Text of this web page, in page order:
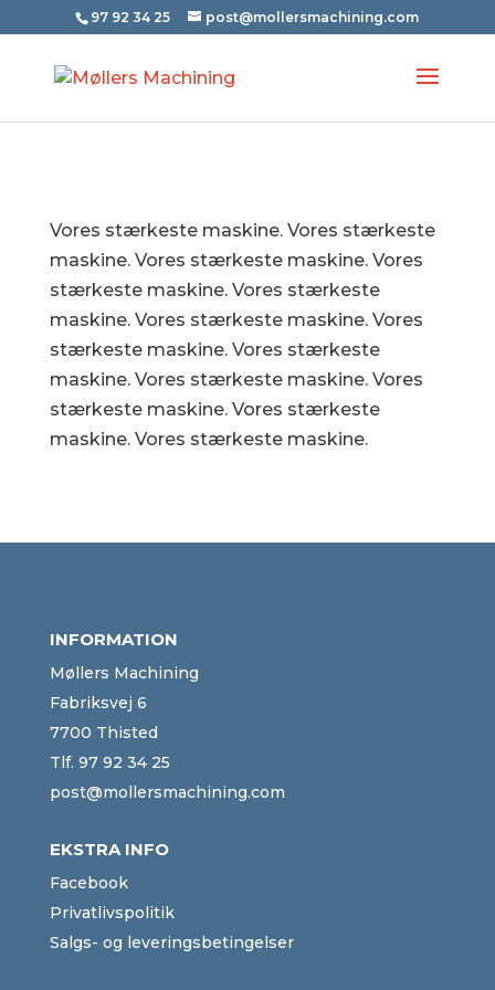
97 92 34 25 post@mollersmachining.com
Vores stærkeste maskine. Vores stærkeste
maskine. Vores stærkeste maskine. Vores
stærkeste maskine. Vores stærkeste
maskine. Vores stærkeste maskine. Vores
stærkeste maskine. Vores stærkeste
maskine. Vores stærkeste maskine. Vores
stærkeste maskine. Vores stærkeste
maskine. Vores stærkeste maskine.
INFORMATION
Møllers Machining
Fabriksvej 6
7700 Thisted
Tlf. 97 92 34 25
post@mollersmachining.com
EKSTRA INFO
Facebook
Privatlivspolitik
Salgs- og leveringsbetingelser